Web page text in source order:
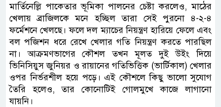
মার্তিনেল্লি পাকেতার ভূমিকা পালনের চেষ্টা করলেও, মাঠের
খেলায় ব্রাজিলকে মনে হচ্ছিল তারা সেই পুরনো ৪-২-৪
ফর্মেশনে খেলছে। ফলে দল ম্যাচের নিয়ন্ত্রণ হারিয়ে ফেলে এবং
বল পজিশন ধরে রেখে খেলার গতি নিয়ন্ত্রণ করতে পারছিল
না। আক্রমণভাগের কৌশল তখন মূলত দুই উইং দিয়ে
ভিনিসিয়ুস জুনিয়র ও রায়ানের গতিভিত্তিক (ভার্টিকাল) খেলার
ওপর নির্ভরশীল হয়ে পড়ে। এই কৌশলে কিছু ভালো সুযোগ
তৈরি হলেও, তার কোনোটিই গোলমুখে কাজে লাগানো
যায়নি।